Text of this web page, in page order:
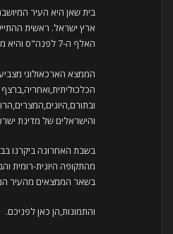
בית שאן היא העיר
ארץ ישראל. ראשית
האלף ה-7 לפנה"ס והיא מיושבת,מאז,ברציפות עד היום.
הממצא הארכאולוגי
הכלכוליתית,ואחריה,ברצף
והישראלים של מדינת
בשבת האחרונה ביקרנו
מהתקופה היונית-רומית
בשאר הממצאים מהעיר
והתמונות,הן כאן לפניכם.